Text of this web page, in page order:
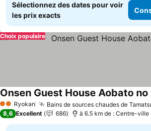
Sélectionnez des dates pour voir
les prix exacts
Choix populaire
2 ÉtoilesRyokan Bains de sources chaudes de
Onsen Guest House Aobato no
8,6 Excellent 686 à 6.5 km de : Centre-ville